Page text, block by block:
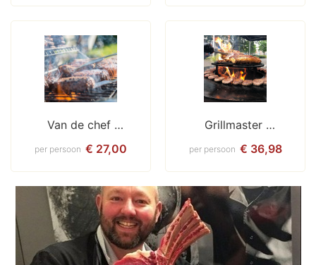
Van de chef
Compleet€ 27,00
per persoon
Grillmaster
Barbecue€ 36,98
per persoon